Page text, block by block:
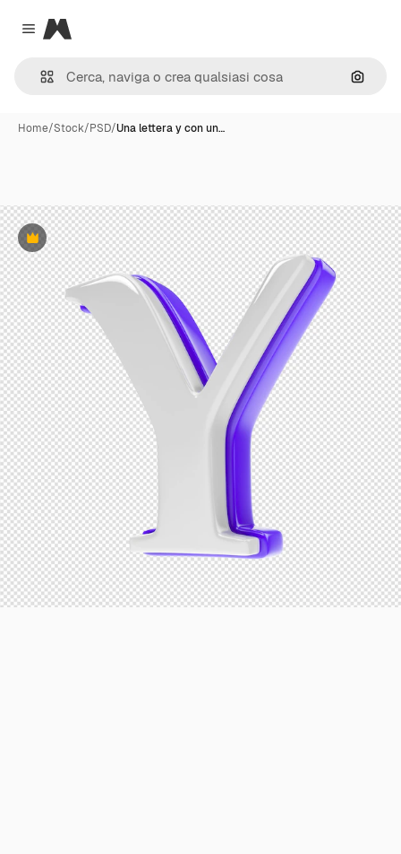
Close menu
Magnific
Cerca
Home/Stock/PSD/Una lettera y con un…
Premium